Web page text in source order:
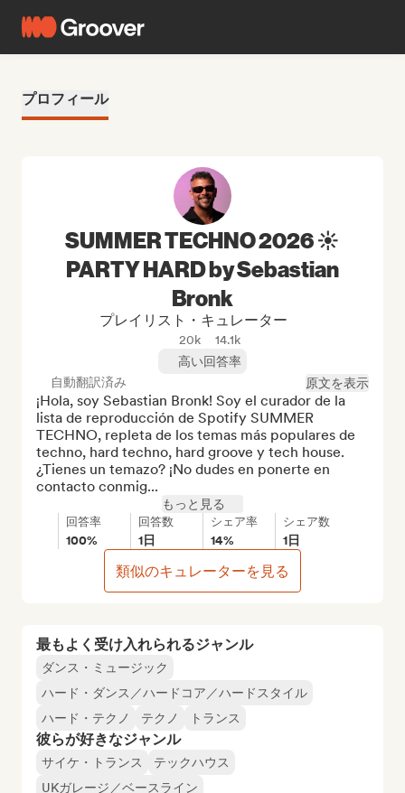
プロフィール
最もよく受け入れられるジャンル
ダンス・ミュージック
ハード・ダンス／ハードコア／ハードスタイル
ハード・テクノ
テクノ トランス
彼らが好きなジャンル
サイケ・トランス
テックハウス
UKガレージ／ベースライン
SUMMER TECHNO 2026 ☀️
PARTY HARD by Sebastian
Bronk
プレイリスト・キュレーター
20k
14.1k
高い回答率
自動翻訳済み
原文を表示
¡Hola, soy Sebastian Bronk! Soy el curador de la
lista de reproducción de Spotify SUMMER
TECHNO, repleta de los temas más populares de
techno, hard techno, hard groove y tech house.
¿Tienes un temazo? ¡No dudes en ponerte en
contacto conmig...
もっと見る
回答率
100%
回答数
1日
シェア率
14%
シェア数
1日
類似のキュレーターを見る